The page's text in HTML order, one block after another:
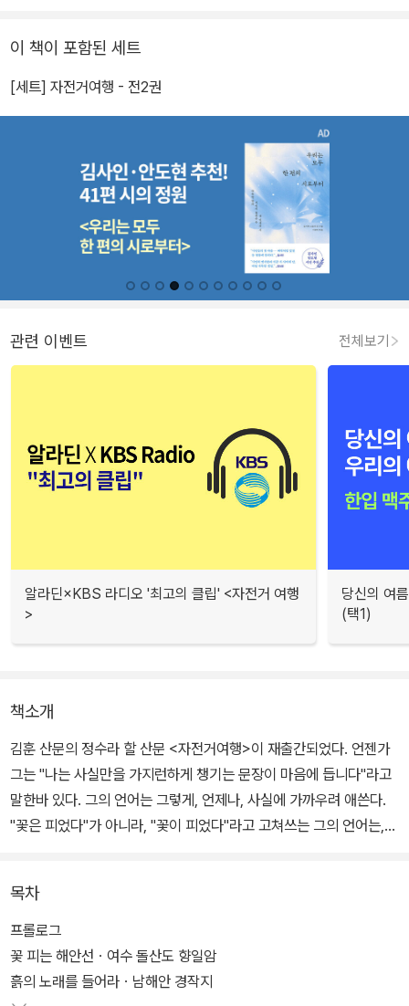
이 책이 포함된 세트
[세트] 자전거여행 - 전2권
관련 이벤트 전체보기
알라딘×KBS 라디오 '최고의 클립' <자전거 여행
>
당신의 여
(택1)
책소개
김훈 산문의 정수라 할 산문 <자전거여행>이 재출간되었다. 언젠가
그는 "나는 사실만을 가지런하게 챙기는 문장이 마음에 듭니다"라고
말한바 있다. 그의 언어는 그렇게, 언제나, 사실에 가까우려 애쓴다.
"꽃은 피었다"가 아니라, "꽃이 피었다"라고 고쳐쓰는 그의 언어는,
언어는, 바로 그 때문에 오히려 한없이 아름답다.
엄격히 길에 대해서, 풍경에 대해서만 말하는 그의 글 속에는, 그러나
어떤 이의 글보다 더욱 생생하게 우리 삶의 모습들이 녹아 있다. 그의
목차
프롤로그
꽃 피는 해안선ㆍ여수 돌산도 향일암
흙의 노래를 들어라ㆍ남해안 경작지